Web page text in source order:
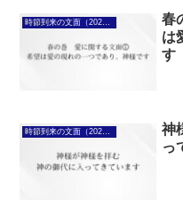
春
は
す
時節到来の文面（2025年4月7日～）
神
っ